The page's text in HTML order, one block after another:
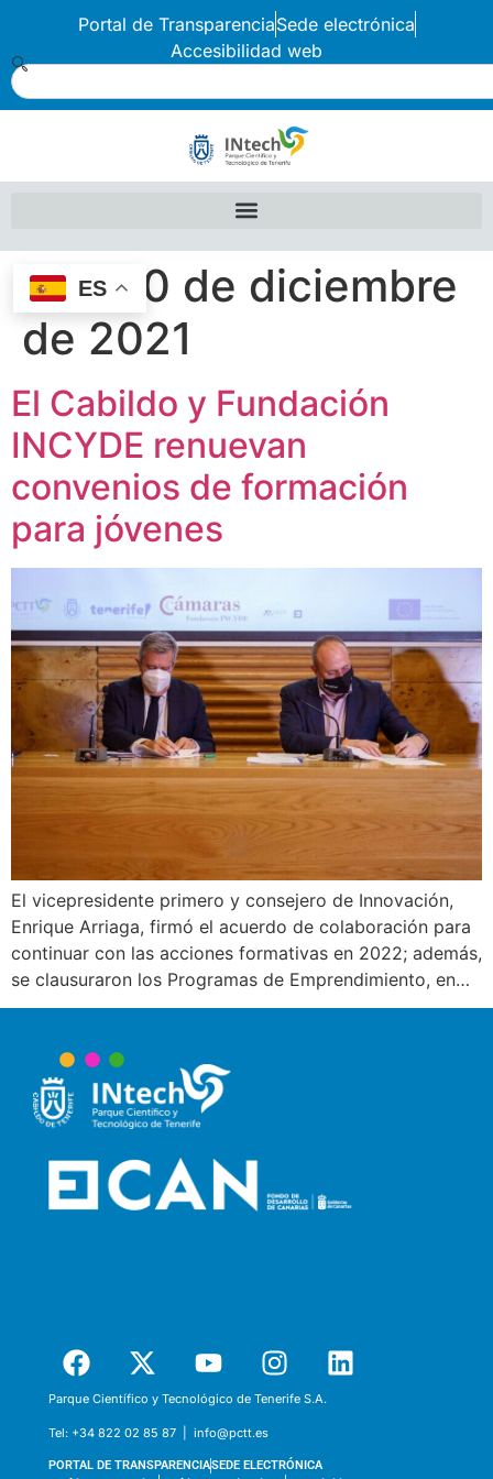
Portal de TransparenciaSede electrónica
Accesibilidad web
ES
Día:20 de diciembre
de 2021
El Cabildo y Fundación
INCYDE renuevan
convenios de formación
para jóvenes
El vicepresidente primero y consejero de Innovación,
Enrique Arriaga, firmó el acuerdo de colaboración para
continuar con las acciones formativas en 2022; además,
se clausuraron los Programas de Emprendimiento, en…
Parque Científico y Tecnológico de Tenerife S.A.
Tel: +34 822 02 85 87 | info@pctt.es
PORTAL DE TRANSPARENCIASEDE ELECTRÓNICA